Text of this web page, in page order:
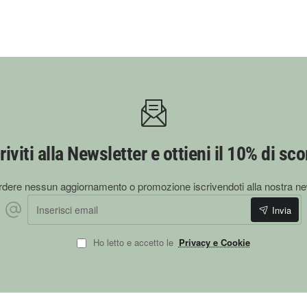
alla Newsletter e ottieni il 10% di
nessun aggiornamento o promozione iscrivendoti alla nostra
Inserisci
email
Invia
Ho letto e accetto le Privacy e Cookie